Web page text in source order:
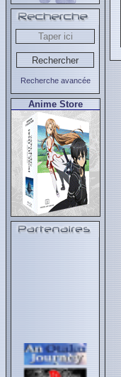
Recherche avancée
Anime Store